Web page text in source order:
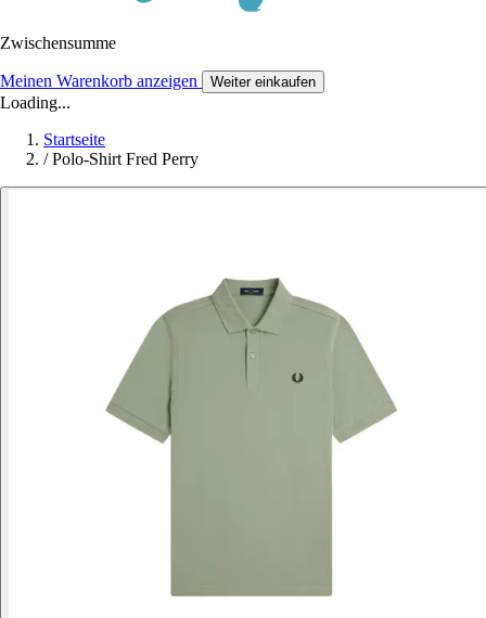
Zwischensumme
Meinen Warenkorb anzeigen Weiter einkaufen
Loading...
Startseite
/ Polo-Shirt Fred Perry